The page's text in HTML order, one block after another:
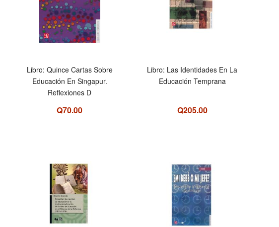
Libro: Quince Cartas Sobre
Educación En Singapur.
Reflexiones D
Q70.00
Libro: Las Identidades En La
Educación Temprana
Q205.00